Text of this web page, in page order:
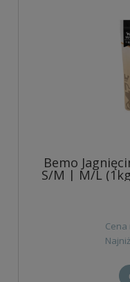
Bemo
S/M | M/L